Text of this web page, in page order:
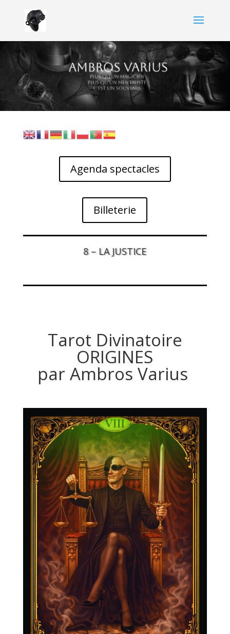
Agenda spectacles
Billeterie
8 – LA JUSTICE
Tarot Divinatoire
ORIGINES
par Ambros Varius